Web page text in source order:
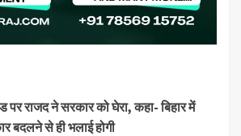
पर राजद ने सरकार को घेरा, कहा- बिहार में
बदलने से ही भलाई होगी